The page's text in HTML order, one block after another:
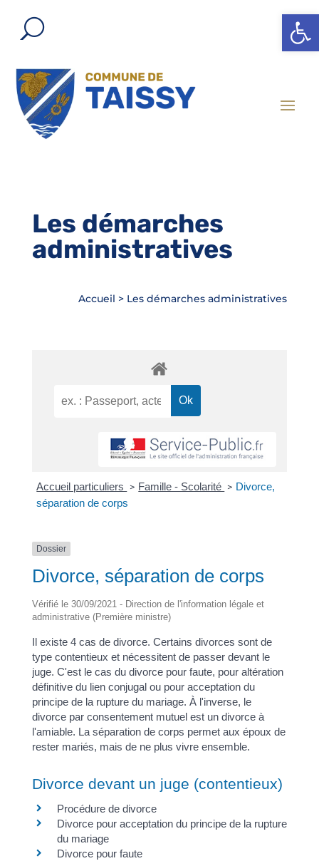
Ouvrir
Les démarches
administratives
Accueil > Les démarches administratives
Accueil particuliers > Famille - Scolarité > Divorce,
séparation de corps
Dossier
Divorce, séparation de corps
Vérifié le 30/09/2021 - Direction de l'information légale et
administrative (Première ministre)
Il existe 4 cas de divorce. Certains divorces sont de
type contentieux et nécessitent de passer devant le
juge. C'est le cas du divorce pour faute, pour altération
définitive du lien conjugal ou pour acceptation du
principe de la rupture du mariage. À l'inverse, le
divorce par consentement mutuel est un divorce à
l'amiable. La séparation de corps permet aux époux de
rester mariés, mais de ne plus vivre ensemble.
Divorce devant un juge (contentieux)
Procédure de divorce
Divorce pour acceptation du principe de la rupture
du mariage
Divorce pour faute